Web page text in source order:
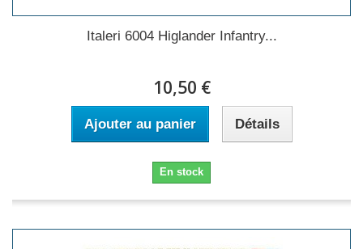
Italeri 6004 Higlander Infantry...
10,50 €
Ajouter au panier Détails
En stock